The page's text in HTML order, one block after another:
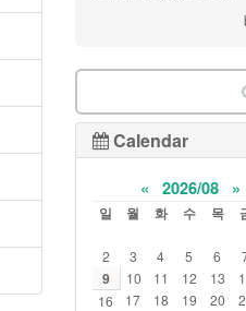
Calendar
« 2026/08 »
일 월 화 수 목
2
3 4 5 6
9 10 11 12 13
16
17 18 19 20